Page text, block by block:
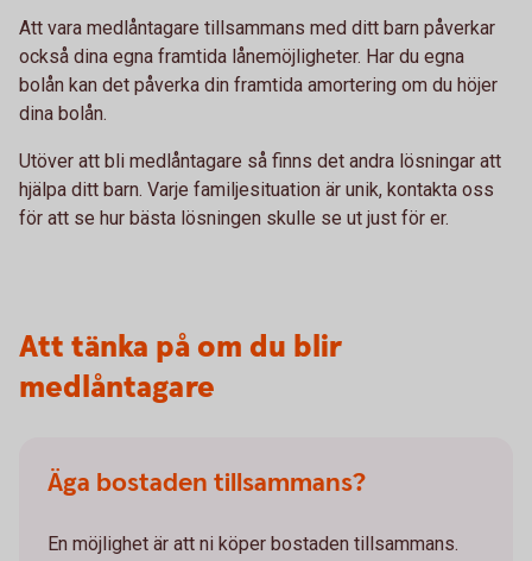
Att vara medlåntagare tillsammans med ditt barn påverkar
också dina egna framtida lånemöjligheter. Har du egna
bolån kan det påverka din framtida amortering om du höjer
dina bolån.
Utöver att bli medlåntagare så finns det andra lösningar att
hjälpa ditt barn. Varje familjesituation är unik, kontakta oss
för att se hur bästa lösningen skulle se ut just för er.
Att tänka på om du blir
medlåntagare
Äga bostaden tillsammans?
En möjlighet är att ni köper bostaden tillsammans.